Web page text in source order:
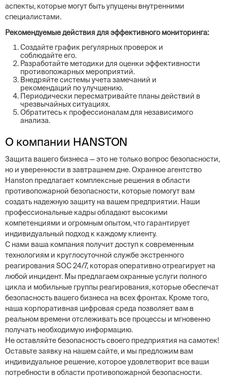
аспекты, которые могут быть упущены внутренними
специалистами.
Рекомендуемые действия для эффективного мониторинга:
Создайте график регулярных проверок и
соблюдайте его.
Разработайте методики для оценки эффективности
противопожарных мероприятий.
Внедряйте системы учета замечаний и
рекомендаций по улучшению.
Периодически пересматривайте планы действий в
чрезвычайных ситуациях.
Обратитесь к профессионалам для независимого
анализа.
О компании HANSTON
Защита вашего бизнеса — это не только вопрос безопасности,
но и уверенности в завтрашнем дне. Охранное агентство
Hanston предлагает комплексные решения в области
противопожарной безопасности, которые помогут вам
создать надежную защиту на вашем предприятии. Наши
профессиональные кадры обладают высокими
компетенциями и огромным опытом, что гарантирует
индивидуальный подход к каждому клиенту.
С нами ваша компания получит доступ к современным
технологиям и круглосуточной службе экстренного
реагирования SOC 24/7, которая оперативно отреагирует на
любой инцидент. Мы предлагаем охранные услуги полного
цикла и мобильные группы реагирования, которые обеспечат
безопасность вашего бизнеса на всех фронтах. Кроме того,
наша корпоративная цифровая среда позволяет вам в
реальном времени отслеживать все процессы и мгновенно
получать необходимую информацию.
Не оставляйте безопасность своего предприятия на самотек!
Оставьте заявку на нашем сайте, и мы предложим вам
индивидуальное решение, которое удовлетворит все ваши
потребности в области противопожарной безопасности.